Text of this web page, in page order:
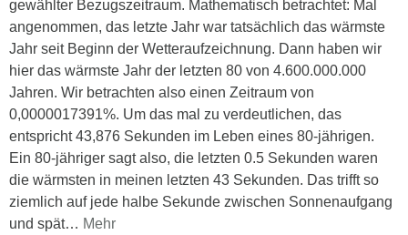
gewählter Bezugszeitraum. Mathematisch betrachtet: Mal
angenommen, das letzte Jahr war tatsächlich das wärmste
Jahr seit Beginn der Wetteraufzeichnung. Dann haben wir
hier das wärmste Jahr der letzten 80 von 4.600.000.000
Jahren. Wir betrachten also einen Zeitraum von
0,0000017391%. Um das mal zu verdeutlichen, das
entspricht 43,876 Sekunden im Leben eines 80-jährigen.
Ein 80-jähriger sagt also, die letzten 0.5 Sekunden waren
die wärmsten in meinen letzten 43 Sekunden. Das trifft so
ziemlich auf jede halbe Sekunde zwischen Sonnenaufgang
und spät… Mehr